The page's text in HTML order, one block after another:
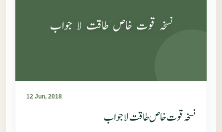
نسخہ قوت خاص طاقت لا جواب
12 Jun, 2018
نسخہ قوت خاص طاقت لا جواب